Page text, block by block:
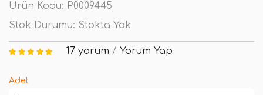
Ürün Kodu: P0009445
Stok Durumu: Stokta Yok
17 yorum / Yorum Yap
Adet